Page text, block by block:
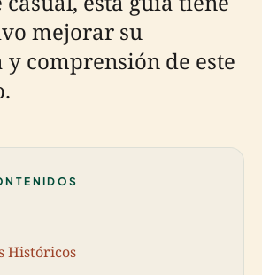
mejorar su
comprensión de este
Históricos